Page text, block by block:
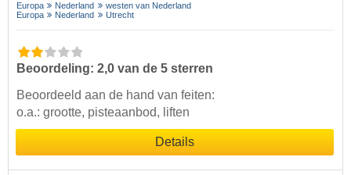
Europa Nederland
westen van Nederland
Europa
Nederland Utrecht
Beoordeling: 2,0 van de 5 sterren
Beoordeeld aan de hand van feiten:
o.a.: grootte, pisteaanbod, liften
Details